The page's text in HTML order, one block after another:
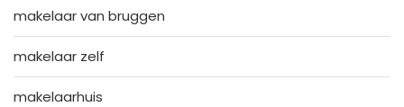
makelaar van bruggen
makelaar zelf
makelaarhuis